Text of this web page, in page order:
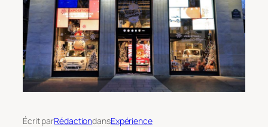
Écrit parRédactiondansExpérience